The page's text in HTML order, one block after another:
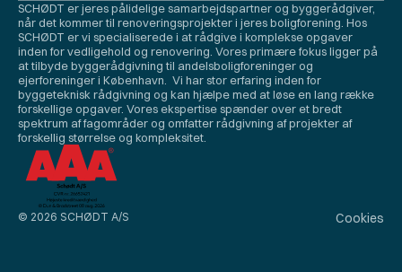
SCHØDT er jeres pålidelige samarbejdspartner og byggerådgiver,
når det kommer til renoveringsprojekter i jeres boligforening. Hos
SCHØDT er vi specialiserede i at rådgive i komplekse opgaver
inden for vedligehold og renovering. Vores primære fokus ligger på
at tilbyde byggerådgivning til andelsboligforeninger og
ejerforeninger i København.  Vi har stor erfaring inden for
byggeteknisk rådgivning og kan hjælpe med at løse en lang række
forskellige opgaver. Vores ekspertise spænder over et bredt
spektrum af fagområder og omfatter rådgivning af projekter af
forskellig størrelse og kompleksitet.
© 2026 SCHØDT A/S Cookies